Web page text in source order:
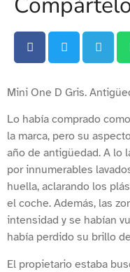
Mini One D Gris.
Lo había comprado
la marca, pero su
año de antigüedad. A lo
por innumerables
huella, aclarando los
el coche. Además, las
intensidad y se habían
había perdido su brillo
El propietario estaba